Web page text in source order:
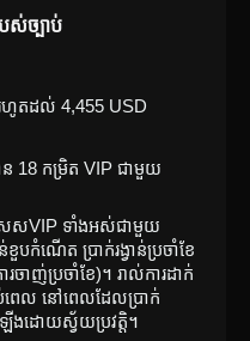
ស់ច្បាប់
រហូតដល់ 4,455 USD
ន 18 កម្រិត VIP ជាមួយ
សេសVIP ទាំងអស់ជាមួយ
ន់ខួបកំណើត ប្រាក់រង្វាន់ប្រចាំខែ
ារចាញ់ប្រចាំខែ)។ រាល់ការដាក់
ប់ពេល នៅពេលដែលប្រាក់
ដោយស្វ័យប្រវត្តិ។